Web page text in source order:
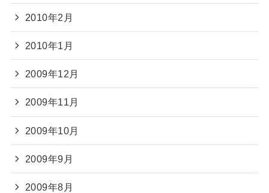
2010年2月
2010年1月
2009年12月
2009年11月
2009年10月
2009年9月
2009年8月